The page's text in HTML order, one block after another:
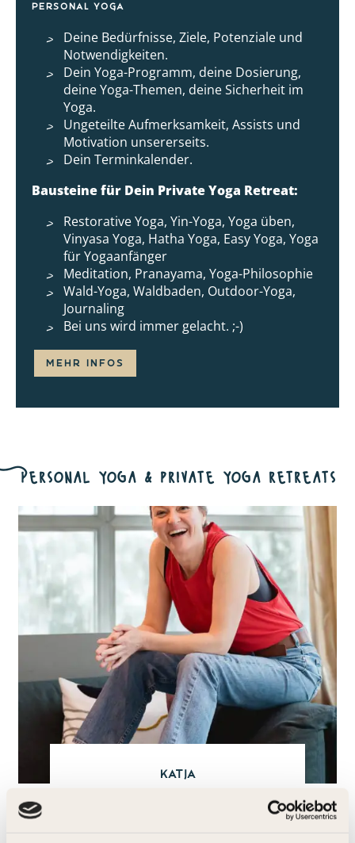
Personal Yoga
Deine Bedürfnisse, Ziele, Potenziale und
Notwendigkeiten.
Dein Yoga-Programm, deine Dosierung,
deine Yoga-Themen, deine Sicherheit im
Yoga.
Ungeteilte Aufmerksamkeit, Assists und
Motivation unsererseits.
Dein Terminkalender.
Bausteine für Dein Private Yoga Retreat:
Restorative Yoga, Yin-Yoga, Yoga üben,
Vinyasa Yoga, Hatha Yoga, Easy Yoga, Yoga
für Yogaanfänger
Meditation, Pranayama, Yoga-Philosophie
Wald-Yoga, Waldbaden, Outdoor-Yoga,
Journaling
Bei uns wird immer gelacht. ;-)
MEHR INFOS
Personal yoga & private yoga retreats
Katja